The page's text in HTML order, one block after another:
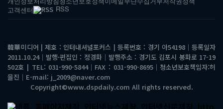
고객센터
RSS
韓華미디어 | 제호 : 인터내셔널포커스 | 등록번호 : 경기 아54198│등록일자
2011.10.24│발행·편집인 : 정경화│발행주소 : 경기도 김포시 봉화로 17-19
502호 | TEL: 031-990-5844│FAX : 031-990-8695│청소년보호책임자:허
을진│E-mail: j_2009@naver.com
Copyright©www.dspdaily.com All rights reserved.